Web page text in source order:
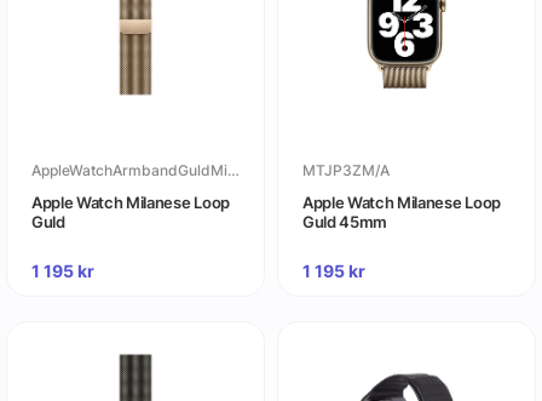
AppleWatchArmbandGuldMilaneseLoop
Apple Watch Milanese Loop
Guld
1 195kr
MTJP3ZM/A
Apple Watch Milanese Loop
Guld 45mm
1 195kr